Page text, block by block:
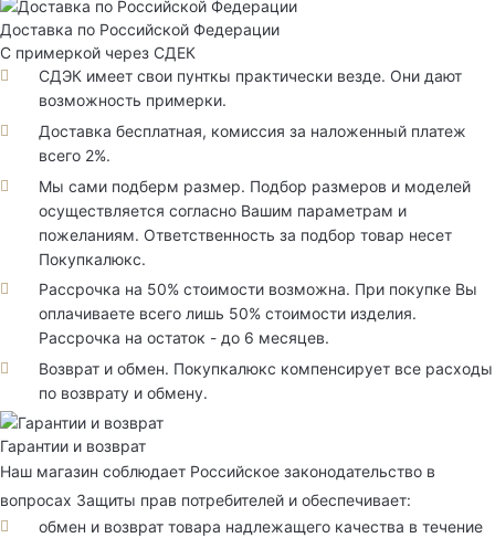
Доставка по Российской Федерации
С примеркой через СДЕК
СДЭК имеет свои пунткы практически везде. Они дают
возможность примерки.
Доставка бесплатная, комиссия за наложенный платеж
всего 2%.
Мы сами подберм размер. Подбор размеров и моделей
осуществляется согласно Вашим параметрам и
пожеланиям. Ответственность за подбор товар несет
Покупкалюкс.
Рассрочка на 50% стоимости возможна. При покупке Вы
оплачиваете всего лишь 50% стоимости изделия.
Рассрочка на остаток - до 6 месяцев.
Возврат и обмен. Покупкалюкс компенсирует все расходы
по возврату и обмену.
Гарантии и возврат
Наш магазин соблюдает Российское законодательство в
вопросах Защиты прав потребителей и обеспечивает:
обмен и возврат товара надлежащего качества в течение